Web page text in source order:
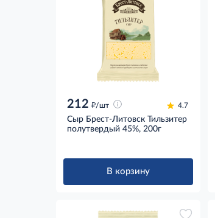
212 д/шт 4.7
Сыр Брест-Литовск Тильзитер
полутвердый 45%, 200г
В корзину